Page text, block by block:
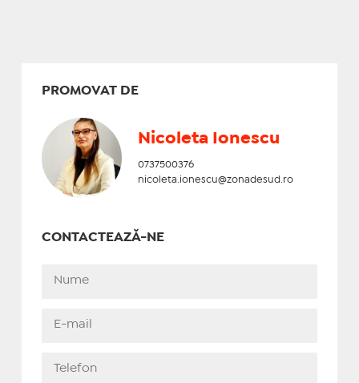
PROMOVAT DE
Nicoleta Ionescu
0737500376
nicoleta.ionescu@zonadesud.ro
CONTACTEAZĂ-NE